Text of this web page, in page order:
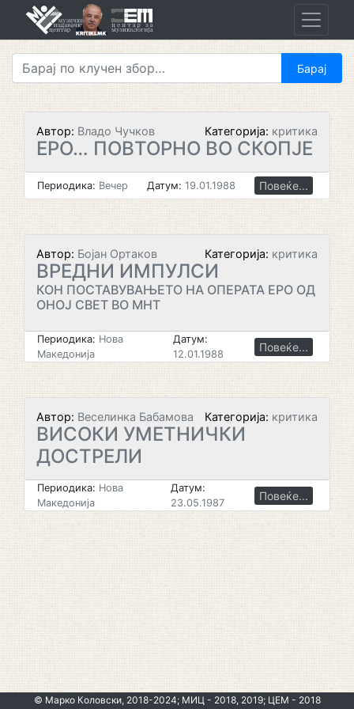
Автор: Владо Чучков Категорија: критика
ЕРО… ПОВТОРНО ВО СКОПЈЕ
Периодика: Вечер Датум: 19.01.1988 Повеќе...
Автор: Бојан Ортаков Категорија: критика
ВРЕДНИ ИМПУЛСИ
КОН ПОСТАВУВАЊЕТО НА ОПЕРАТА ЕРО ОД
ОНОЈ СВЕТ ВО МНТ
Периодика: Нова
Македонија
Датум:
12.01.1988
Повеќе...
Автор: Веселинка Бабамова Категорија: критика
ВИСОКИ УМЕТНИЧКИ
ДОСТРЕЛИ
Периодика: Нова
Македонија
Датум:
23.05.1987
Повеќе...
© Марко Коловски, 2018-2024; МИЦ - 2018, 2019; ЦЕМ - 2018